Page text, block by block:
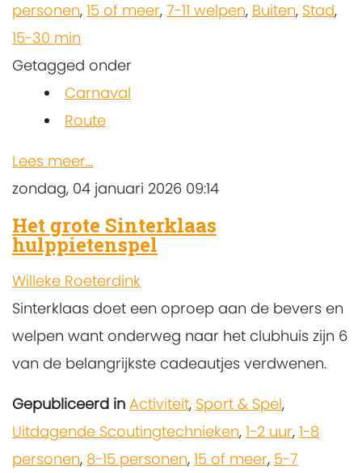
personen, 15 of meer, 7-11 welpen, Buiten, Stad,
15-30 min
Getagged onder
Carnaval
Route
Lees meer...
zondag, 04 januari 2026 09:14
Het grote Sinterklaas
hulppietenspel
Willeke Roeterdink
Sinterklaas doet een oproep aan de bevers en
welpen want onderweg naar het clubhuis zijn 6
van de belangrijkste cadeautjes verdwenen.
Gepubliceerd in Activiteit, Sport & Spel,
Uitdagende Scoutingtechnieken, 1-2 uur, 1-8
personen, 8-15 personen, 15 of meer, 5-7